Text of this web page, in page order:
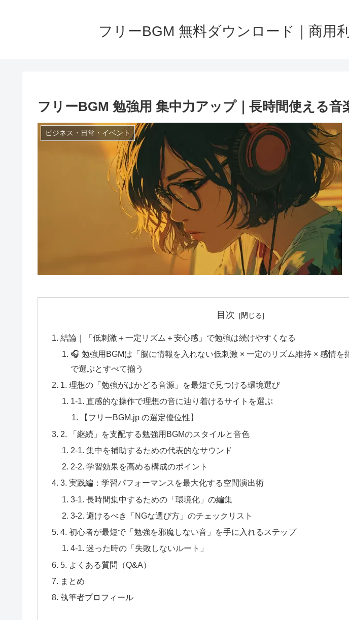
フリーBGM 無料ダウンロード｜商用
フリーBGM 勉強用 集中力アップ｜長時間使える音
ビジネス・日常・イベント
目次
結論｜「低刺激＋一定リズム＋安心感」で勉強は続けやすくなる
🎧 勉強用BGMは「脳に情報を入れない低刺激 × 一定のリズム維持 × 感情を
で選ぶとすべて揃う
1. 理想の「勉強がはかどる音源」を最短で見つける環境選び
1-1. 直感的な操作で理想の音に辿り着けるサイトを選ぶ
【フリーBGM.jp の選定優位性】
2. 「継続」を支配する勉強用BGMのスタイルと音色
2-1. 集中を補助するための代表的なサウンド
2-2. 学習効果を高める構成のポイント
3. 実践編：学習パフォーマンスを最大化する空間演出術
3-1. 長時間集中するための「環境化」の編集
3-2. 避けるべき「NGな選び方」のチェックリスト
4. 初心者が最短で「勉強を邪魔しない音」を手に入れるステップ
4-1. 迷った時の「失敗しないルート」
5. よくある質問（Q&A）
まとめ
執筆者プロフィール